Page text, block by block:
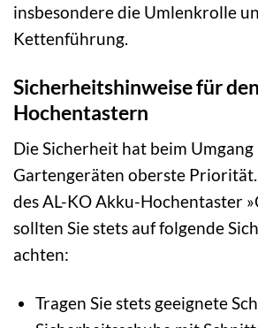
insbesondere die Umlenkrolle
Kettenführung.
Sicherheitshinweise für
Hochentastern
Die Sicherheit hat beim
Gartengeräten oberste Priorität.
des AL-KO Akku-Hochentaster
sollten Sie stets auf folgende
achten:
Tragen Sie stets geeignete